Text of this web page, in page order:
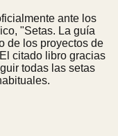
ante los
"Setas. La guía
de los proyectos de
citado libro gracias
todas las setas